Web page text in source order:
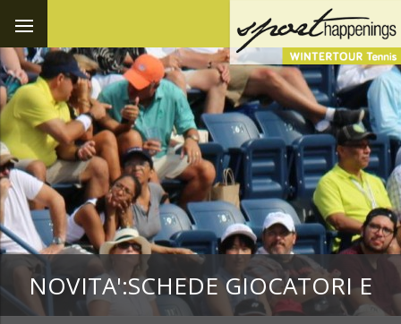
NOVITA':SCHEDE GIOCATORI E